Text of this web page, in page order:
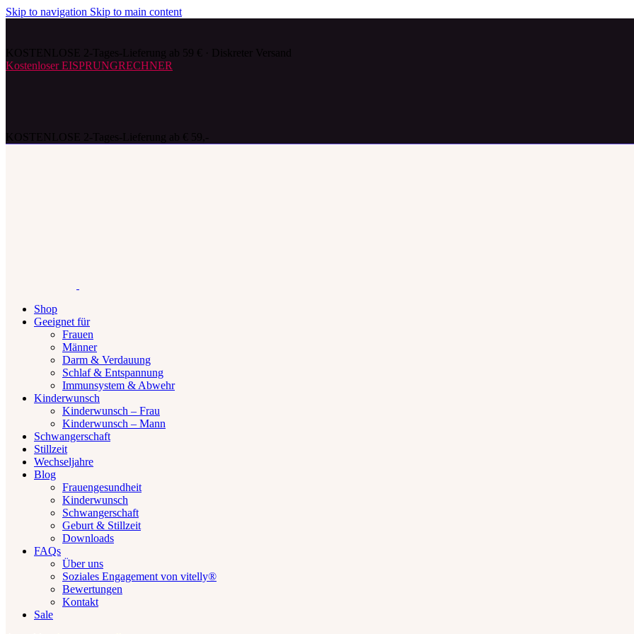
Skip to navigation Skip to main content
Kostenloser EISPRUNGRECHNER
Shop
Geeignet für
Frauen
Männer
Darm & Verdauung
Schlaf & Entspannung
Immunsystem & Abwehr
Kinderwunsch
Kinderwunsch – Frau
Kinderwunsch – Mann
Schwangerschaft
Stillzeit
Wechseljahre
Blog
Frauengesundheit
Kinderwunsch
Schwangerschaft
Geburt & Stillzeit
Downloads
FAQs
Über uns
Soziales Engagement von vitelly®
Bewertungen
Kontakt
Sale